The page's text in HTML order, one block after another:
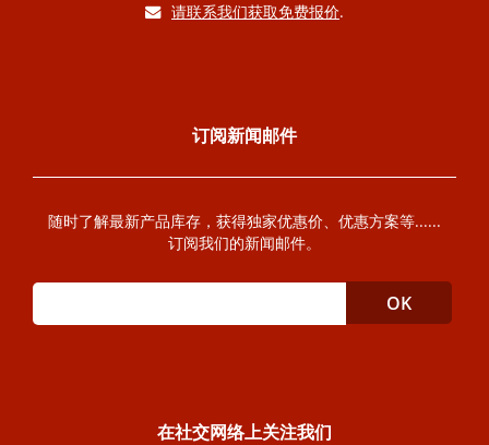
请联系我们获取免费报价.
订阅新闻邮件
随时了解最新产品库存，获得独家优惠价、优惠方案等......
订阅我们的新闻邮件。
在社交网络上关注我们